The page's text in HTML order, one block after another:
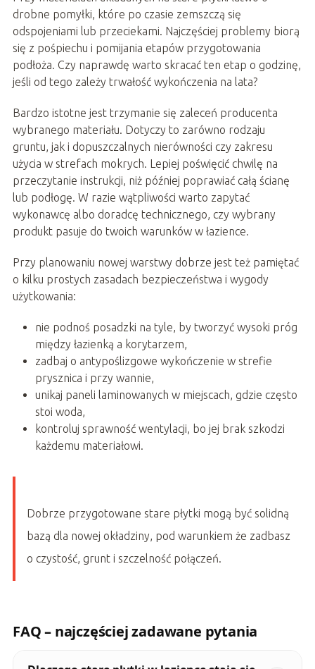
drobne pomyłki, które po czasie zemszczą się
odspojeniami lub przeciekami. Najczęściej problemy biorą
się z pośpiechu i pomijania etapów przygotowania
podłoża. Czy naprawdę warto skracać ten etap o godzinę,
jeśli od tego zależy trwałość wykończenia na lata?
Bardzo istotne jest trzymanie się zaleceń producenta
wybranego materiału. Dotyczy to zarówno rodzaju
gruntu, jak i dopuszczalnych nierówności czy zakresu
użycia w strefach mokrych. Lepiej poświęcić chwilę na
przeczytanie instrukcji, niż później poprawiać całą ścianę
lub podłogę. W razie wątpliwości warto zapytać
wykonawcę albo doradcę technicznego, czy wybrany
produkt pasuje do twoich warunków w łazience.
Przy planowaniu nowej warstwy dobrze jest też pamiętać
o kilku prostych zasadach bezpieczeństwa i wygody
użytkowania:
nie podnoś posadzki na tyle, by tworzyć wysoki próg
między łazienką a korytarzem,
zadbaj o antypoślizgowe wykończenie w strefie
prysznica i przy wannie,
unikaj paneli laminowanych w miejscach, gdzie często
stoi woda,
kontroluj sprawność wentylacji, bo jej brak szkodzi
każdemu materiałowi.
Dobrze przygotowane stare płytki mogą być solidną
bazą dla nowej okładziny, pod warunkiem że zadbasz
o czystość, grunt i szczelność połączeń.
FAQ – najczęściej zadawane pytania